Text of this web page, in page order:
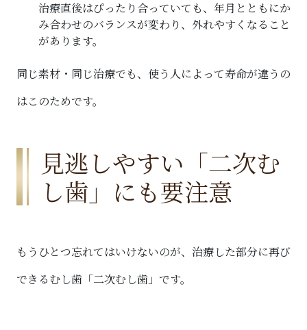
治療直後はぴったり合っていても、年月とともにか
み合わせのバランスが変わり、外れやすくなること
があります。
同じ素材・同じ治療でも、使う人によって寿命が違うの
はこのためです。
見逃しやすい「二次む
し歯」にも要注意
もうひとつ忘れてはいけないのが、治療した部分に再び
できるむし歯「二次むし歯」です。